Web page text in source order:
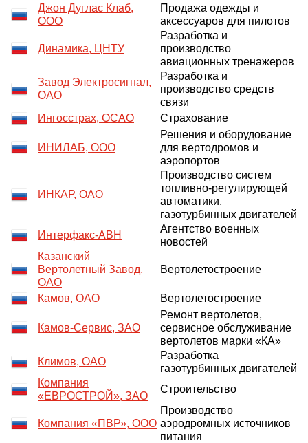
Джон Дуглас Клаб,
ООО
Продажа одежды и
аксессуаров для пилотов
Динамика, ЦНТУ
Разработка и
производство
авиационных тренажеров
Завод Электросигнал,
ОАО
Разработка и
производство средств
связи
Ингосстрах, ОСАО
Страхование
ИНИЛАБ, ООО
Решения и оборудование
для вертодромов и
аэропортов
ИНКАР, ОАО
Производство систем
топливно-регулирующей
автоматики,
газотурбинных двигателей
Интерфакс-АВН
Агентство военных
новостей
Казанский
Вертолетный Завод,
ОАО
Вертолетостроение
Камов, ОАО Вертолетостроение
Камов-Сервиc, ЗАО
Ремонт вертолетов,
сервисное обслуживание
вертолетов марки «КА»
Климов, ОАО
Разработка
газотурбинных двигателей
Компания
«ЕВРОСТРОЙ», ЗАО
Строительство
Компания «ПВР», ООО
Производство
аэродромных источников
питания